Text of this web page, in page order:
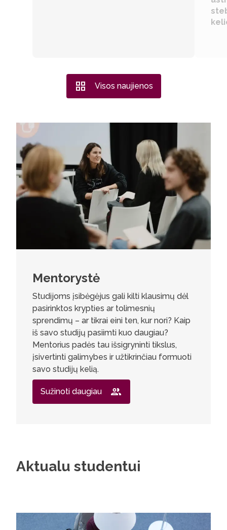
Visos naujienos
Mentorystė
Studijoms įsibėgėjus gali kilti klausimų dėl
pasirinktos krypties ar tolimesnių
sprendimų – ar tikrai eini ten, kur nori? Kaip
iš savo studijų pasiimti kuo daugiau?
Mentorius padės tau išsigryninti tikslus,
įsivertinti galimybes ir užtikrinčiau formuoti
savo studijų kelią.
Sužinoti daugiau
Aktualu studentui